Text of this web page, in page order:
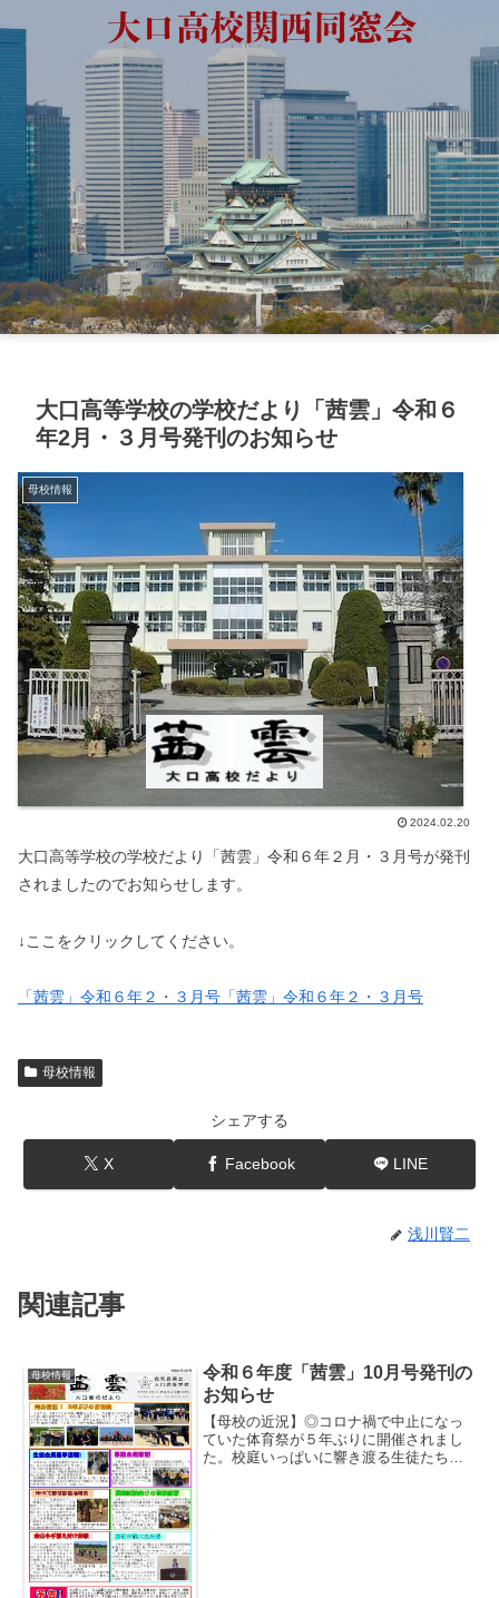
大口高等学校の学校だより「茜雲」令和６
年2月・３月号発刊のお知らせ
母校情報
2024.02.20
大口高等学校の学校だより「茜雲」令和６年２月・３月号が発刊
されましたのでお知らせします。
↓ここをクリックしてください。
「茜雲」令和６年２・３月号 「茜雲」令和６年２・３月号
母校情報
シェアする
X Facebook LINE
浅川賢二
関連記事
母校情報
令和６年度「茜雲」10月号発刊の
お知らせ
【母校の近況】◎コロナ禍で中止になっ
ていた体育祭が５年ぶりに開催されまし
た。校庭いっぱいに響き渡る生徒たちの